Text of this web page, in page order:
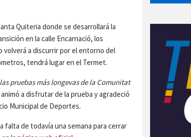
Quiteria donde se desarrollará la
en la calle Encarnació, los
a discurrir por el entorno del
tendrá lugar en el Termet.
pruebas más longevas de la Comunitat
a disfrutar de la prueba y agradeció
Municipal de Deportes.
falta de todavía una semana para cerrar